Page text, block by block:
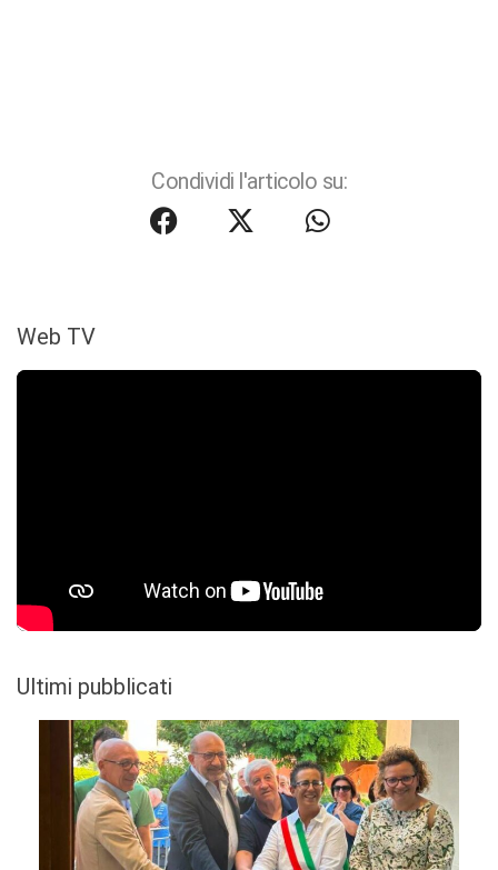
Condividi l'articolo su:
Web TV
Ultimi pubblicati